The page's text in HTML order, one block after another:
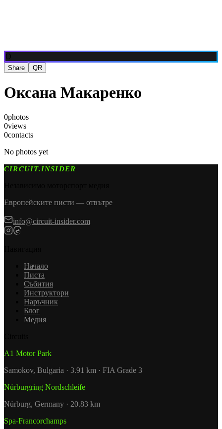
О
Share QR
Оксана Макаренко
0photos
0views
0contacts
No photos yet
CIRCUIT.INSIDER
Европейските писти — отвътре
info@circuit-insider.com
Начало
Писта
Събития
Инструктори
Наръчник
Блог
Медия
A1 Motor Park
Samokov, Bulgaria · 3.91 km · FIA Grade 3
Nürburgring Nordschleife
Nürburg, Germany · 20.83 km
Spa-Francorchamps